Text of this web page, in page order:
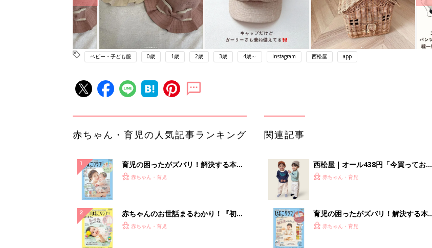
ベビー・子ども服 0歳 1歳 2歳 3歳 4歳～ Instagram 西松屋 app
赤ちゃん・育児の人気記事ランキング
育児の困ったがズバリ！解決する本
『ひよこクラブ 夏号』 4カ月～2才
赤ちゃん・育児
赤ちゃんのお世話まるわかり！『初め
てのひよこクラブ 夏号』〈巻頭大特
赤ちゃん・育児
関連記事
西松屋｜オール438円「今買っておく
べき！」「保育園着にも◎」元子ども
赤ちゃん・育児
育児の困ったがズバリ！解決する本
『ひよこクラブ 秋号』 4カ月～2才
赤ちゃん・育児